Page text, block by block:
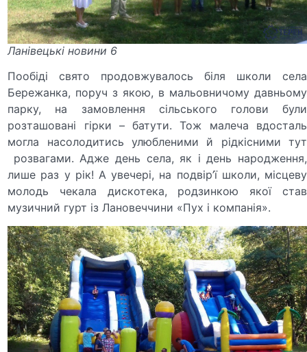
Ланівецькі новини 6
Пообіді свято продовжувалось біля школи села
Бережанка, поруч з якою, в мальовничому давньому
парку, на замовлення сільського голови були
розташовані гірки – батути. Тож малеча вдосталь
могла насолодитись улюбленими й рідкісними тут
розвагами. Адже день села, як і день народження,
лише раз у рік! А увечері, на подвір’ї школи, місцеву
молодь чекала дискотека, родзинкою якої став
музичний гурт із Лановеччини «Пух і компанія».